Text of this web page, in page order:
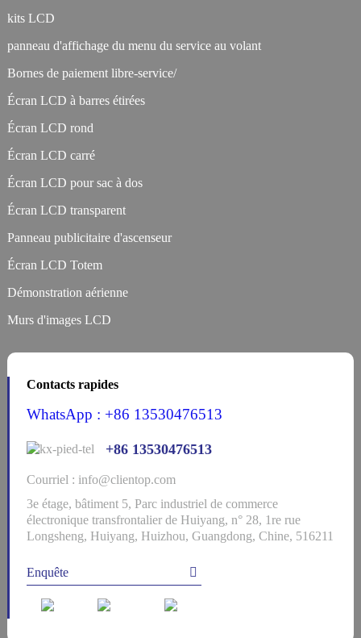
kits LCD
panneau d'affichage du menu du service au volant
Bornes de paiement libre-service/
Écran LCD à barres étirées
Écran LCD rond
Écran LCD carré
Écran LCD pour sac à dos
Écran LCD transparent
Panneau publicitaire d'ascenseur
Écran LCD Totem
Démonstration aérienne
Murs d'images LCD
Contacts rapides
WhatsApp : +86 13530476513
+86 13530476513
Courriel : info@clientop.com
3e étage, bâtiment 5, Parc industriel de commerce
électronique transfrontalier de Huiyang, n° 28, 1re rue
Longsheng, Huiyang, Huizhou, Guangdong, Chine, 516211
Enquête